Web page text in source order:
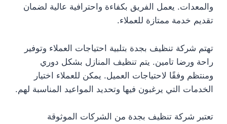
والمعدات. يعمل الفريق بكفاءة واحترافية عالية لضمان
تقديم خدمة ممتازة للعملاء.
تهتم شركة تنظيف بجدة بتلبية احتياجات العملاء وتوفير
راحة ورضا تامين. يتم تنظيف المنازل بشكل دوري
ومنتظم وفقًا لاحتياجات العميل. يمكن للعملاء اختيار
الخدمات التي يرغبون فيها وتحديد المواعيد المناسبة لهم.
تعتبر شركة تنظيف بجدة من الشركات الموثوقة